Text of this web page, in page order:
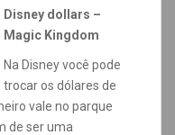
Disney dollars –
Magic Kingdom
Na Disney você pode
trocar os dólares de
vale no parque
de ser uma